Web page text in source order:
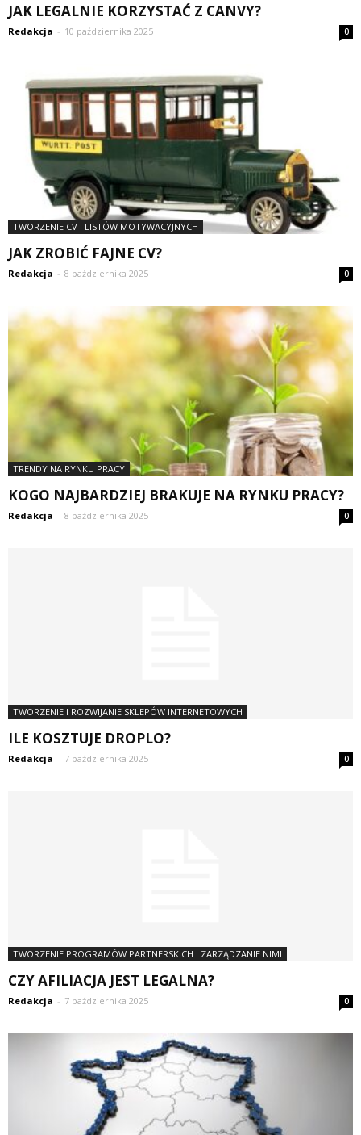
JAK LEGALNIE KORZYSTAĆ Z CANVY?
Redakcja - 10 października 2025 0
TWORZENIE CV I LISTÓW MOTYWACYJNYCH
JAK ZROBIĆ FAJNE CV?
Redakcja - 8 października 2025 0
TRENDY NA RYNKU PRACY
KOGO NAJBARDZIEJ BRAKUJE NA RYNKU PRACY?
Redakcja - 8 października 2025 0
TWORZENIE I ROZWIJANIE SKLEPÓW INTERNETOWYCH
ILE KOSZTUJE DROPLO?
Redakcja - 7 października 2025 0
TWORZENIE PROGRAMÓW PARTNERSKICH I ZARZĄDZANIE NIMI
CZY AFILIACJA JEST LEGALNA?
Redakcja - 7 października 2025 0